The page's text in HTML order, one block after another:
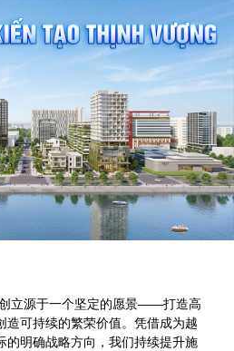
立源于一个坚定的愿景——打造高
造可持续的繁荣价值。凭借成为越
的明确战略方向，我们持续提升施